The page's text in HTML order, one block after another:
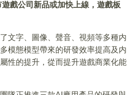
戲公司新品或加快上線，遊戲板
文字、圖像、聲音、視頻等多種内
模態模型帶來的研發效率提高及内
性的提升，從而提升遊戲商業化能